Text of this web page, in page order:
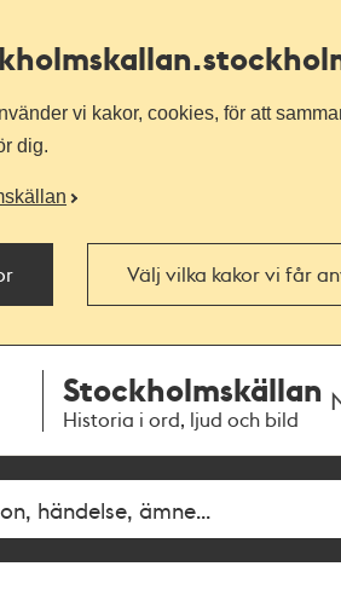
vi kakor, cookies, för att
dig.
Välj vilka kakor vi får
Stockholmskällan
Historia i ord, ljud och bild